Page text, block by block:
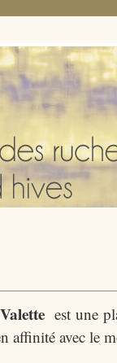
est une
affinité avec le